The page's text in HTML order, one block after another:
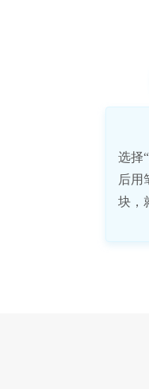
选择
后用
块，